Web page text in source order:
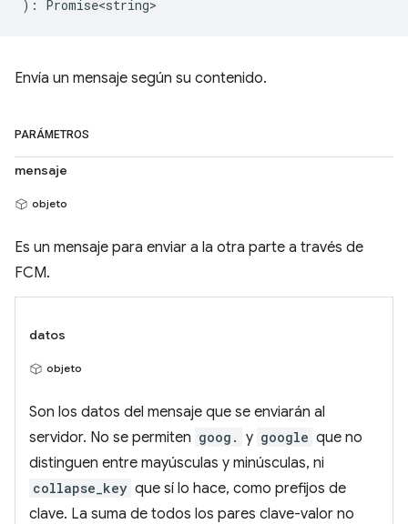
) : Promise<string>
Envía un mensaje según su contenido.
PARÁMETROS
mensaje
objeto
Es un mensaje para enviar a la otra parte a través de
FCM.
datos
objeto
Son los datos del mensaje que se enviarán al
servidor. No se permiten goog. y google que no
distinguen entre mayúsculas y minúsculas, ni
collapse_key que sí lo hace, como prefijos de
clave. La suma de todos los pares clave-valor no